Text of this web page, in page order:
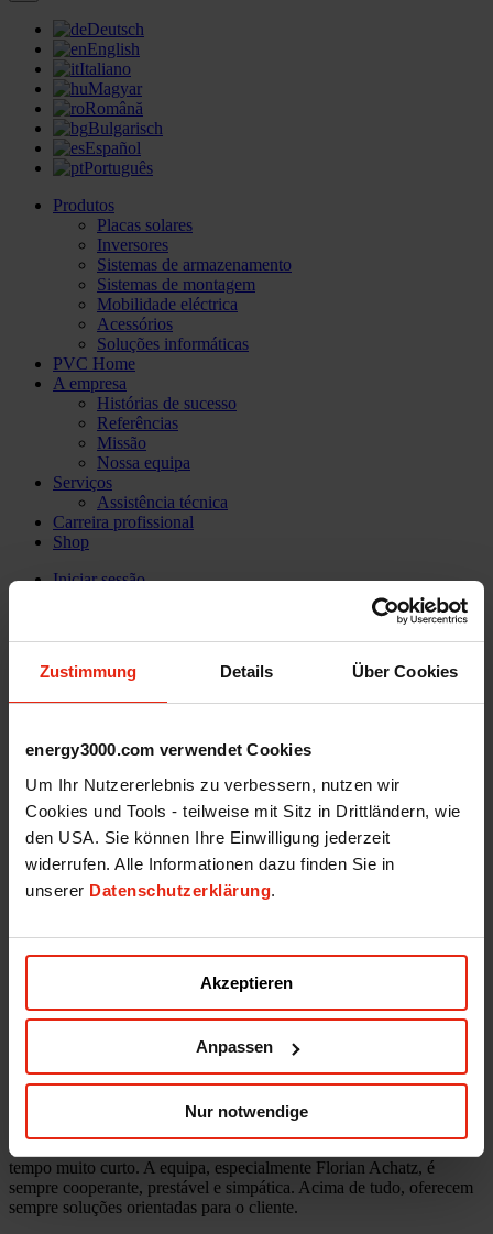
Zustimmung Details Über Cookies
energy3000.com verwendet Cookies
Um Ihr Nutzererlebnis zu verbessern, nutzen wir
Cookies und Tools - teilweise mit Sitz in Drittländern, wie
den USA. Sie können Ihre Einwilligung jederzeit
widerrufen. Alle Informationen dazu finden Sie in
unserer Datenschutzerklärung.
Akzeptieren
Anpassen
Nur notwendige
Deutsch
English
Italiano
Magyar
Română
Bulgarisch
Español
Português
Produtos
Placas solares
Inversores
Sistemas de armazenamento
Sistemas de montagem
Mobilidade eléctrica
Acessórios
Soluções informáticas
PVC Home
A empresa
Histórias de sucesso
Referências
Missão
Nossa equipa
Serviços
Assistência técnica
Carreira profissional
Shop
Iniciar sessão
energy3000.com
© Energy3000 solar GmbH 2026
Sabine DörflingerKey Account & Project Manager
Rack. Foi na feira Intersolar em Munique, em 2021, quando o
fundador e diretor-geral da SL-Rack, Ludwig Schletter, e o diretor
de vendas Florian Achatz nos propuseram o Alpha Deal.
O que é o Alpha Deal? Sim, também nos questionámos sobre isso,
mas após uma breve apresentação do produto do painel SL-RACK
Alpha, tornou-se claro que este painel flexível de substituição de
telhado ainda estava em falta na nossa gama – um sistema realmente
inteligente! Entretanto, desenvolveu-se uma excelente cooperação e
a troca com a SL-Rack funciona como um encanto. Há alguns
importante e bom, e a SL Rack conseguiu rectificá-la num espaço de
tempo muito curto. A equipa, especialmente Florian Achatz, é
sempre cooperante, prestável e simpática. Acima de tudo, oferecem
sempre soluções orientadas para o cliente.